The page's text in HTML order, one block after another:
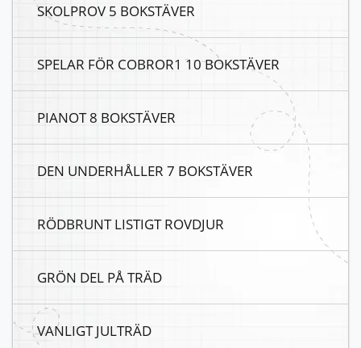
SKOLPROV 5 BOKSTÄVER
SPELAR FÖR COBROR1 10 BOKSTÄVER
PIANOT 8 BOKSTÄVER
DEN UNDERHÅLLER 7 BOKSTÄVER
RÖDBRUNT LISTIGT ROVDJUR
GRÖN DEL PÅ TRÄD
VANLIGT JULTRÄD